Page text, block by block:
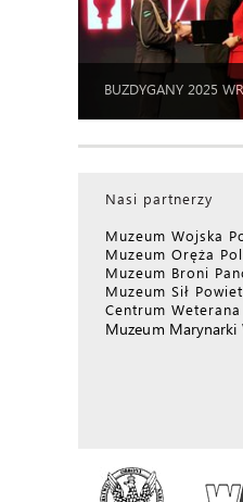
BUZDYGANY 2025
Nasi partnerzy
Muzeum Wojska
Muzeum Oręża
Muzeum Broni
Muzeum Sił
Centrum Weterana
Muzeum Marynarki